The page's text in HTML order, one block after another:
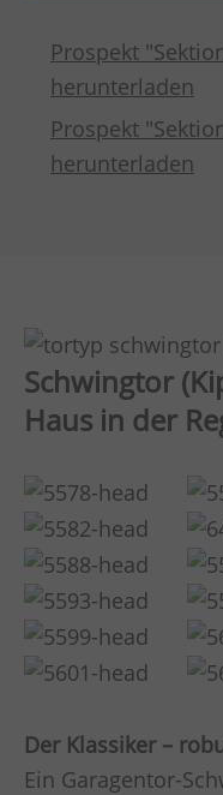
Prospekt
herunterladen
Prospekt
herunterladen
Schwingtor
Haus in der
Der Klassiker –
Ein Garagentor-